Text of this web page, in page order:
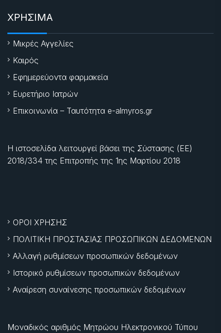
ΧΡΗΣΙΜΑ
Μικρές Αγγελίες
Καιρός
Εφημερεύοντα φαρμακεία
Ευρετήριο Ιατρών
Επικοινωνία – Ταυτότητα e-almyros.gr
Η ιστοσελίδα λειτουργεί βάσει της Σύστασης (ΕΕ)
2018/334 της Επιτροπής της 1ης Μαρτίου 2018
ΟΡΟΙ ΧΡΗΣΗΣ
ΠΟΛΙΤΙΚΗ ΠΡΟΣΤΑΣΙΑΣ ΠΡΟΣΩΠΙΚΩΝ ΔΕΔΟΜΕΝΩΝ
Αλλαγή ρυθμίσεων προσωπικών δεδομένων
Ιστορικό ρυθμίσεων προσωπικών δεδομένων
Αναίρεση συναίνεσης προσωπικών δεδομένων
Μοναδικός αριθμός Μητρώου Ηλεκτρονικού Τύπου